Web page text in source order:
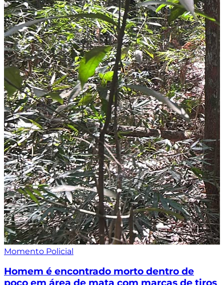
Momento Policial
Homem é encontrado morto dentro de
poço em área de mata com marcas de tiros